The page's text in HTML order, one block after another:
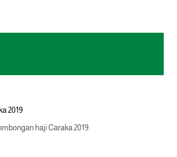
haji Caraka 2019